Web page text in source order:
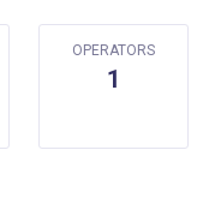
OPERATORS
1